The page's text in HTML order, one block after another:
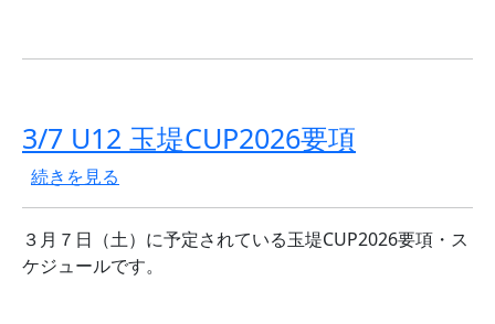
3/7 U12 玉堤CUP2026要項
3/7 U12 玉堤CUP2026要項 の
続きを見る
３月７日（土）に予定されている玉堤CUP2026要項・ス
ケジュールです。